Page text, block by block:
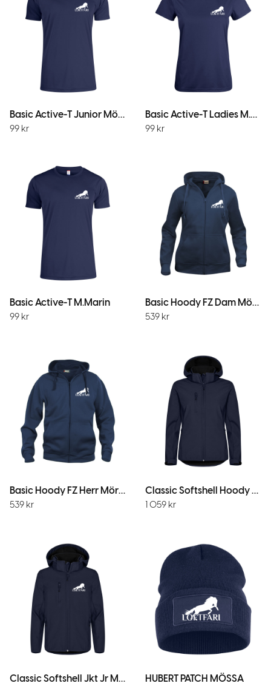
Basic Active-T Junior MörkMarin
99 kr
Basic Active-T Ladies M.Marin
99 kr
Basic Active-T M.Marin
99 kr
Basic Hoody FZ Dam Mörk Marin
539 kr
Basic Hoody FZ Herr Mörk Marin
539 kr
Classic Softshell Hoody W M.Marin
1 059 kr
Classic Softshell Jkt Jr Mörk Marin HUBERT PATCH MÖSSA